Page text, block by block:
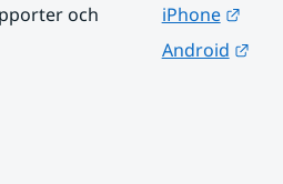
och
iPhone
Länk
Android